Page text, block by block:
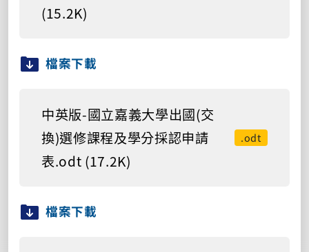
(15.2K)
檔案下載
中英版-國立嘉義大學出國(交
換)選修課程及學分採認申請
表.odt (17.2K)
.odt
檔案下載